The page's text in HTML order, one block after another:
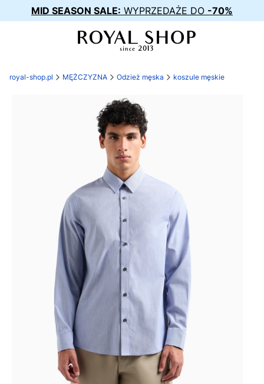
MID SEASON SALE: WYPRZEDAŻE DO -70%
royal-shop.pl MĘŻCZYZNA Odzież męska koszule męskie